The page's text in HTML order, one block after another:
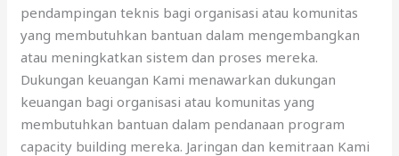
pendampingan teknis bagi organisasi atau komunitas
yang membutuhkan bantuan dalam mengembangkan
atau meningkatkan sistem dan proses mereka.
Dukungan keuangan Kami menawarkan dukungan
keuangan bagi organisasi atau komunitas yang
membutuhkan bantuan dalam pendanaan program
capacity building mereka. Jaringan dan kemitraan Kami